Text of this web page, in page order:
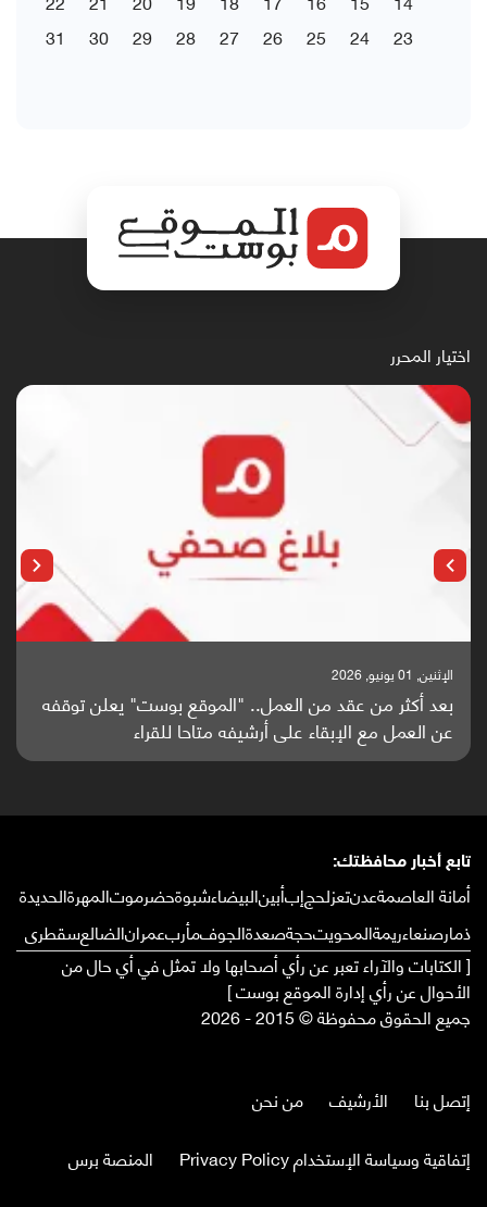
23
24
25
26
27
28
29
30
31
اختيار المحرر
الإثنين, 25 مايو, 2026
باحثون من اليمن يدخلون سباق أبحاث ألزهايمر بدراسة
واعدة منشورة عالميا (ترجمة)
تابع أخبار محافظتك:
أمانة العاصمةعدنتعزلحجإبأبينالبيضاءشبوةحضرموتالمهرةالحديدة
ذمارصنعاءريمةالمحويتحجةصعدةالجوفمأربعمرانالضالعسقطرى
[ الكتابات والآراء تعبر عن رأي أصحابها ولا تمثل في أي حال من
الأحوال عن رأي إدارة الموقع بوست ]
جميع الحقوق محفوظة © 2015 - 2026
إتصل بنا الأرشيف
من نحن
إتفاقية وسياسة الإستخدام Privacy Policy
المنصة برس